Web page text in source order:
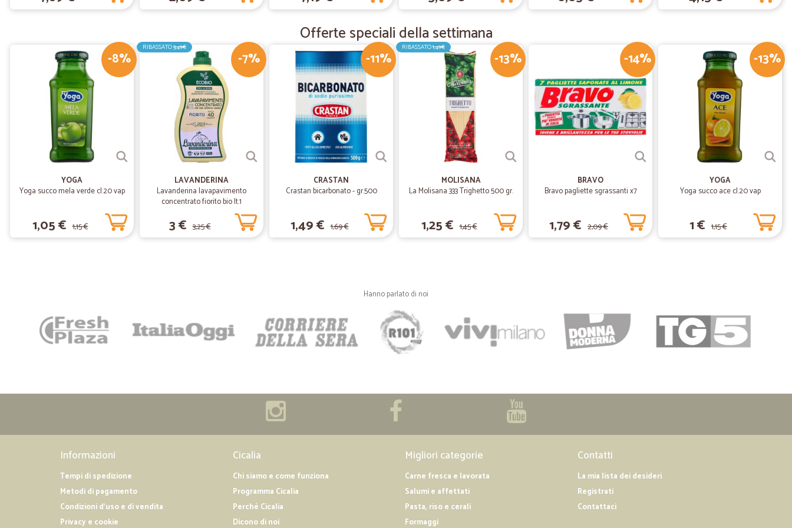
Ottimo venditore
Ottimo venditore. Sono soddisfatto
19/01/2019
Azienda impeccabile
servizio rapido e preciso
Offerte speciali della settimana
-8%
YOGA
Yoga succo mela verde cl.20 vap
1,05 € 1,15 €
-7%
RIBASSATO3,49€
LAVANDERINA
Lavanderina lavapavimento
concentrato fiorito bio lt.1
3 € 3,25 €
-11%
CRASTAN
Crastan bicarbonato - gr.500
1,49 € 1,69 €
-13%
RIBASSATO1,49€
MOLISANA
La Molisana 333 Trighetto 500 gr.
1,25 € 1,45 €
-14%
BRAVO
Bravo pagliette sgrassanti x7
1,79 € 2,09 €
-13%
YOGA
Yoga succo ace cl.20 vap
1 € 1,15 €
Hanno parlato di noi
Informazioni
Tempi di spedizione
Metodi di pagamento
Condizioni d'uso e di vendita
Privacy e cookie
Cicalia
Chi siamo e come funziona
Programma Cicalia
Perché Cicalia
Dicono di noi
Migliori categorie
Carne fresca e lavorata
Salumi e affettati
Pasta, riso e cerali
Formaggi
Contatti
La mia lista dei desideri
Registrati
Contattaci